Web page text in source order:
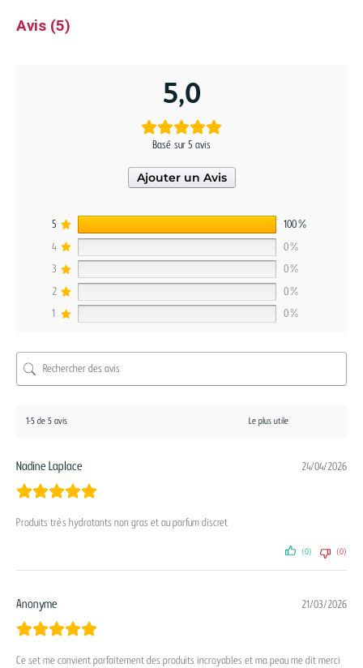
Avis (5)
5,0
Basé sur 5 avis
Ajouter un Avis
5
100%
4
0%
3
0%
2
0%
1
0%
1-5 de 5 avis
Nadine Laplace 24/04/2026
Produits très hydratants non gras et au parfum discret
(0) (0)
Anonyme 21/03/2026
Ce set me convient parfaitement des produits incroyables et ma peau me dit merci